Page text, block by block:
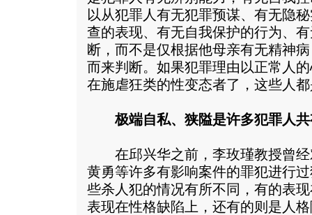
以从犯罪人有无犯罪预谋、有无隐
查的表现、有无自我保护的行为、
断，而不是仅根据他母亲有无精神
而来判断。如果犯罪理由以正常人
在施虐狂类的性变态者了，这些人
极端自私、狭隘是许多犯罪人
在邱兴华之前，李玫瑾教授曾经
黄勇等许多有影响案件的罪犯进行
些杀人犯的情况有所不同，有的表
表现在性格缺陷上，还有的则是人